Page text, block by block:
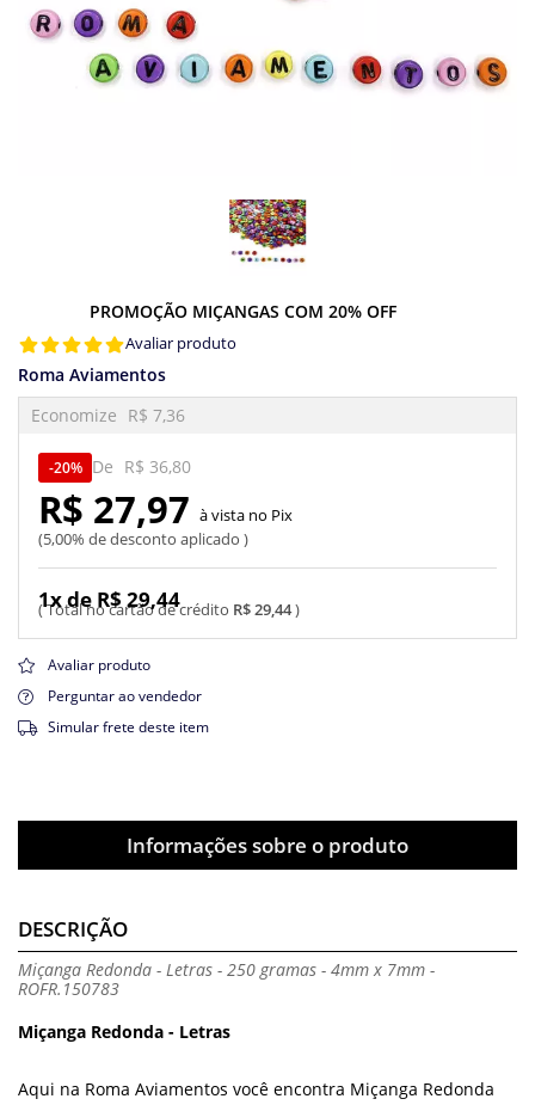
PROMOÇÃO MIÇANGAS COM 20% OFF
Avaliar produto
Roma Aviamentos
De R$ 36,80
R$ 29,44
Economize R$ 7,36
20%
1x de R$ 29,44
R$ 27,97
5,00% de desconto aplicado
Pix
Avaliar produto
Perguntar ao vendedor
Simular frete deste item
Informações sobre o produto
DESCRIÇÃO
Miçanga Redonda - Letras - 250 gramas - 4mm x 7mm -
ROFR.150783
Miçanga Redonda - Letras
Aqui na Roma Aviamentos você encontra Miçanga Redonda